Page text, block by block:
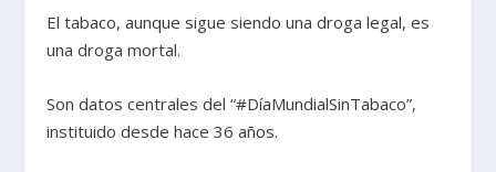
El tabaco, aunque sigue siendo una droga legal, es
una droga mortal.
Son datos centrales del “#DíaMundialSinTabaco”,
instituido desde hace 36 años.